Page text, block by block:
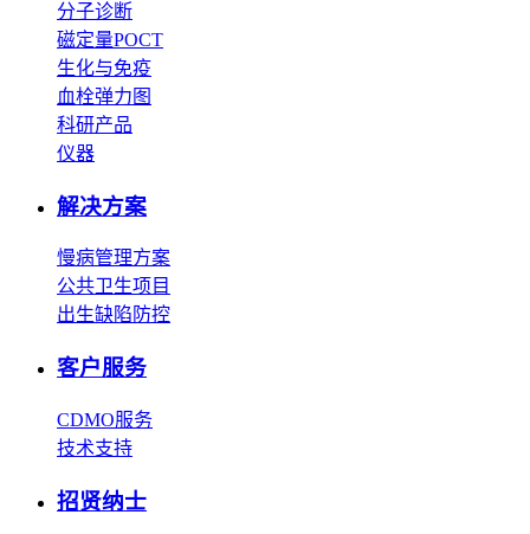
分子诊断
磁定量POCT
生化与免疫
血栓弹力图
科研产品
仪器
解决方案
慢病管理方案
公共卫生项目
出生缺陷防控
客户服务
CDMO服务
技术支持
招贤纳士